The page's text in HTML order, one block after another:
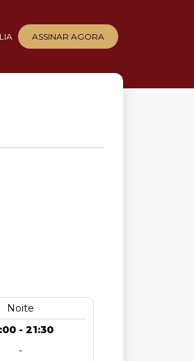
ASSINAR AGORA
Noite
- 21:30
-